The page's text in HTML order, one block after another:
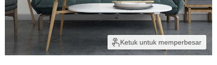
Ketuk untuk memperbesar